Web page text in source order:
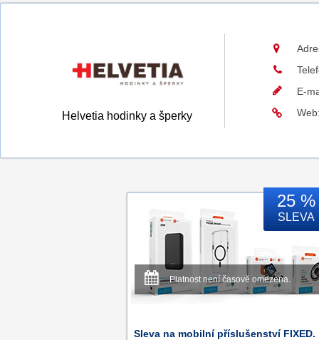
Helvetia hodinky a šperky
E-
25 %
SLEVA
Platnost není časově omezena.
Sleva na mobilní příslušenství FIXED.